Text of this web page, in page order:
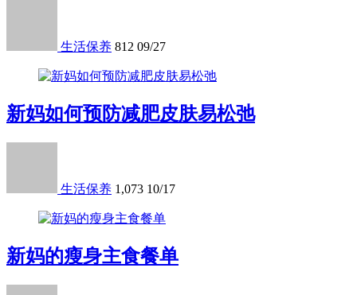
生活保养 812 09/27
新妈如何预防减肥皮肤易松弛
生活保养 1,073 10/17
新妈的瘦身主食餐单